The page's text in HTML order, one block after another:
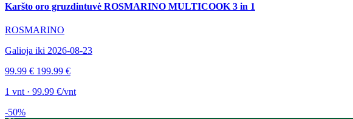
Karšto oro gruzdintuvė ROSMARINO MULTICOOK 3 in 1
ROSMARINO
Galioja iki 2026-08-23
99.99 € 199.99 €
1 vnt · 99.99 €/vnt
-50%